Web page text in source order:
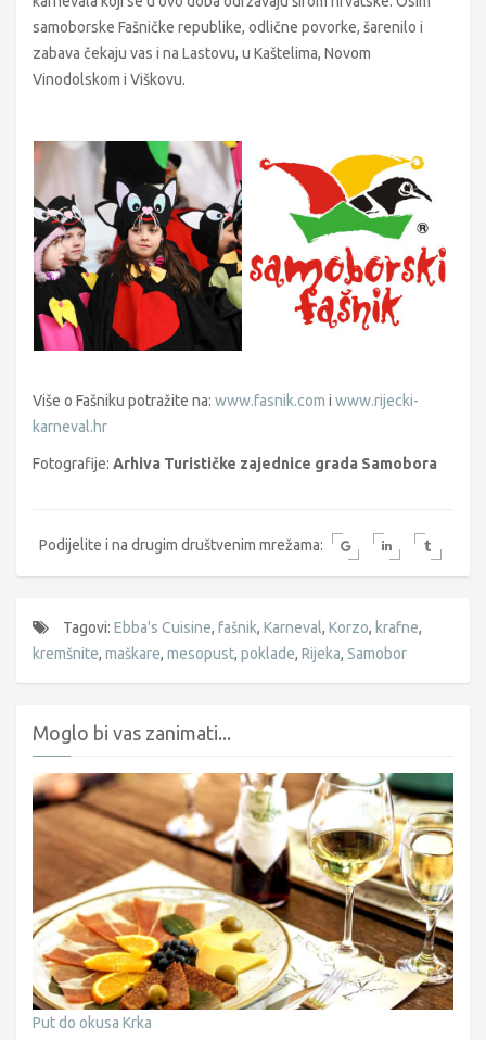
samoborske Fašničke republike, odlične povorke, šarenilo i
zabava čekaju vas i na Lastovu, u Kaštelima, Novom
Vinodolskom i Viškovu.
Više o Fašniku potražite na: www.fasnik.com i www.rijecki-
karneval.hr
Fotografije: Arhiva Turističke zajednice grada Samobora
Podijelite i na drugim društvenim mrežama:
Tagovi: Ebba's Cuisine, fašnik, Karneval, Korzo, krafne,
kremšnite, maškare, mesopust, poklade, Rijeka, Samobor
Moglo bi vas zanimati...
Put do okusa Krka